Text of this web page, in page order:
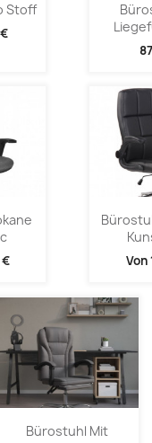
Stoff
€ Von
Bürostuhl Mit